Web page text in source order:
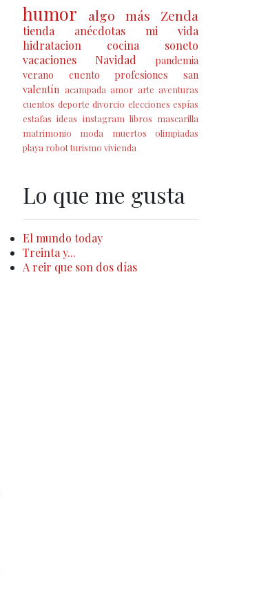
humor algo más Zenda
tienda anécdotas
mi vida
hidratacion
cocina
soneto
vacaciones
Navidad
pandemia
verano
cuento profesiones
san
valentín acampada amor arte aventuras
cuentos deporte divorcio elecciones espías
estafas ideas instagram libros mascarilla
matrimonio
moda muertos
olimpiadas
playa robotturismo vivienda
Lo que me gusta
El mundo today
Treinta y...
A reir que son dos días